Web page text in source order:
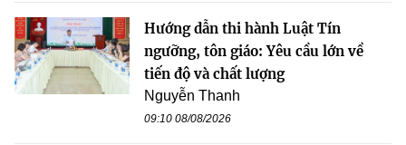
Hướng dẫn thi hành Luật Tín
ngưỡng, tôn giáo: Yêu cầu lớn về
tiến độ và chất lượng
Nguyễn Thanh
09:10 08/08/2026